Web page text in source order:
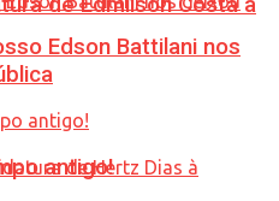
Edson Battilani nos
antigo!